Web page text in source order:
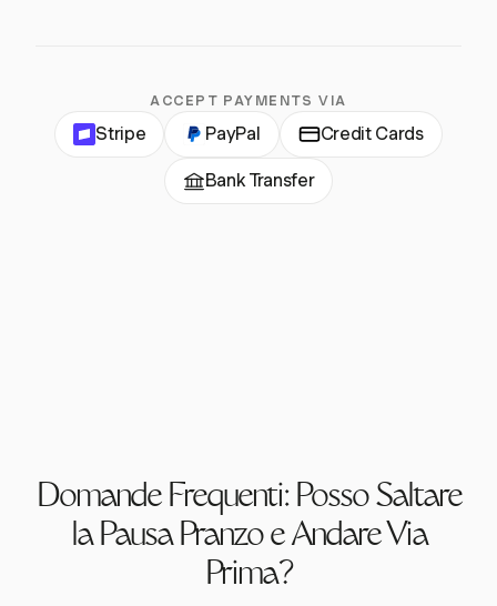
ACCEPT PAYMENTS VIA
Stripe PayPal Credit Cards
Bank Transfer
Domande Frequenti: Posso Saltare
la Pausa Pranzo e Andare Via
Prima?